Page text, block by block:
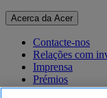
Acerca da Acer
Contacte-nos
Relações com
Imprensa
Prémios
Eventos